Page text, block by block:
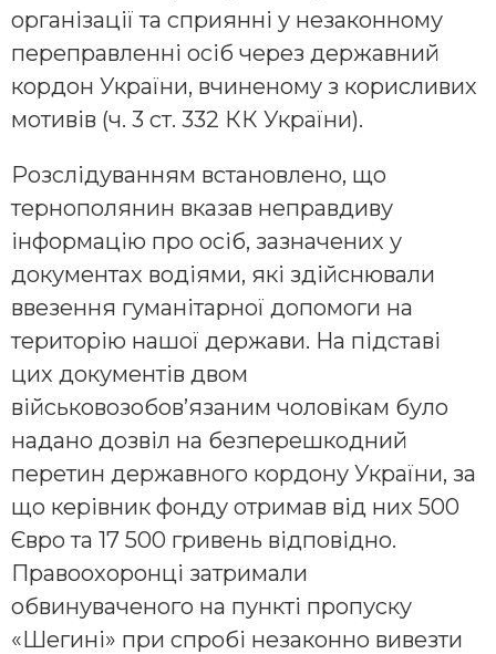
організації та сприянні у незаконному
переправленні осіб через державний
кордон України, вчиненому з корисливих
мотивів (ч. 3 ст. 332 КК України).
Розслідуванням встановлено, що
тернополянин вказав неправдиву
інформацію про осіб, зазначених у
документах водіями, які здійснювали
ввезення гуманітарної допомоги на
територію нашої держави. На підставі
цих документів двом
військовозобов’язаним чоловікам було
надано дозвіл на безперешкодний
перетин державного кордону України, за
що керівник фонду отримав від них 500
Євро та 17 500 гривень відповідно.
Правоохоронці затримали
обвинуваченого на пункті пропуску
«Шегині» при спробі незаконно вивезти